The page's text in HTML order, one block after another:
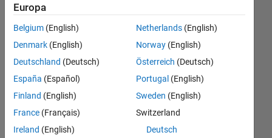
Risposta
accettata
Aggiornato
16 Feb
2
Visualizzazioni
Europa
Belgium (English)
Denmark (English)
Deutschland (Deutsch)
España (Español)
Finland (English)
France (Français)
Ireland (English)
Netherlands(English)
Norway(English)
Österreich (Deutsch)
Portugal (English)
Sweden (English)
Switzerland
Deutsch